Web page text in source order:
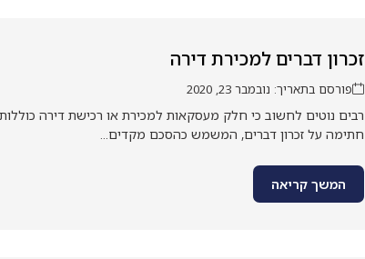
זכרון דברים למכירת דירה
פורסם בתאריך: נובמבר 23, 2020
רבים נוטים לחשוב כי חלק מעסקאות למכירת או רכישת דירה
חתימה על זכרון דברים, המשמש כהסכם מקדים...
המשך קריאה